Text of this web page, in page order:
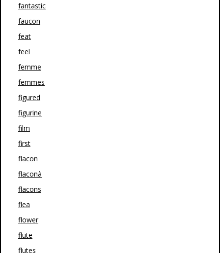
fantastic
faucon
feat
feel
femme
femmes
figured
figurine
film
first
flacon
flaconà
flacons
flea
flower
flute
flutes